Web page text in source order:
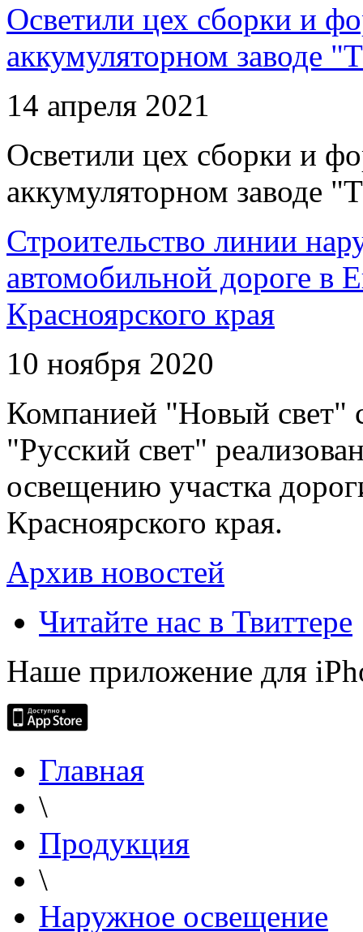
Осветили цех сборки и
аккумуляторном заводе
14 апреля 2021
Осветили цех сборки и
аккумуляторном заводе
Строительство линии
автомобильной дороге в
Красноярского края
10 ноября 2020
Компанией "Новый свет"
"Русский свет"
освещению участка
Красноярского края.
Архив новостей
Читайте нас в Твиттере
Наше приложение для
Главная
\
Продукция
\
Наружное освещение